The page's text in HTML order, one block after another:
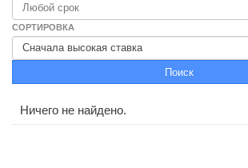
Любой срок
СОРТИРОВКА
Сначала высокая ставка
Поиск
Ничего не найдено.